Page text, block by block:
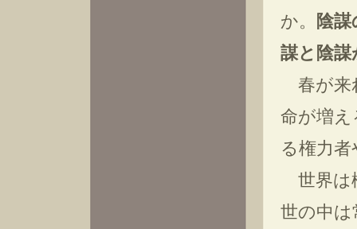
か。
陰
謀と陰
春が来
命が増
る権力
世界は
世の中